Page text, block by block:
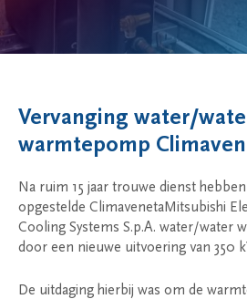
Vervanging water/
warmtepomp
Na ruim 15 jaar trouwe dienst
opgestelde ClimavenetaMitsubishi
Cooling Systems S.p.A. water/water
door een nieuwe uitvoering van 350
De uitdaging hierbij was om de